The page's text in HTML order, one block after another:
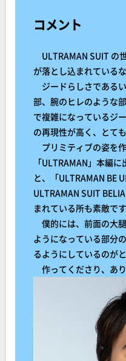
コメント
ULTRAMAN SUIT の
が落とし込まれている
ジードらしさである
部、腕のヒレのような
で複雑になっているジ
の再現性が高く、とて
プリミティブの姿を
「ULTRAMAN」本編
と、「ULTRAMAN BE
ULTRAMAN SUIT
まれている所も素敵です
僕的には、前面の大
ようになっている部分
るようにしているのが
作ってくださり、あ